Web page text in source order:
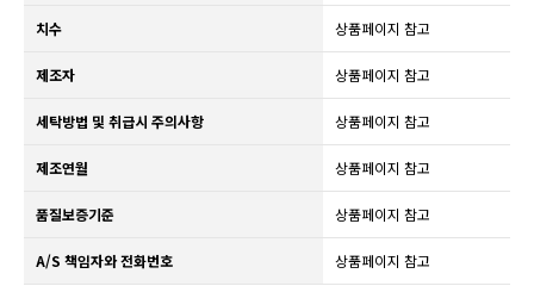
치수 상품페이지 참고
제조자 상품페이지 참고
세탁방법 및 취급시 주의사항 상품페이지 참고
제조연월 상품페이지 참고
품질보증기준 상품페이지 참고
A/S 책임자와 전화번호 상품페이지 참고